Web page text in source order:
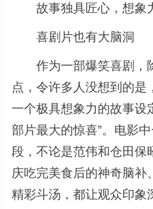
故事独具匠心，想象
喜剧片也有大脑洞
作为一部爆笑喜剧，
点，令许多人没想到的是
一个极具想象力的故事设
部片最大的惊喜”。电影
段，不论是范伟和仓田保
庆吃完美食后的神奇脑补
精彩斗汤，都让观众印象